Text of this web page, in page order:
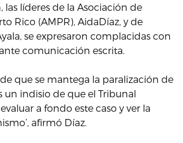
las líderes de la Asociación de
Rico (AMPR), AidaDíaz, y de
se expresaron complacidas con
comunicación escrita.
que se mantega la paralización de
un indisio de que el Tribunal
a fondo este caso y ver la
afirmó Díaz.